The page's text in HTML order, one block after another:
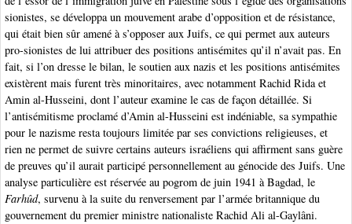
sionistes, se développa un mouvement arabe d’opposition et de résistance,
qui était bien sûr amené à s’opposer aux Juifs, ce qui permet aux auteurs
pro-sionistes de lui attribuer des positions antisémites qu’il n’avait pas. En
fait, si l’on dresse le bilan, le soutien aux nazis et les positions antisémites
existèrent mais furent très minoritaires, avec notamment Rachid Rida et
Amin al-Husseini, dont l’auteur examine le cas de façon détaillée. Si
l’antisémitisme proclamé d’Amin al-Husseini est indéniable, sa sympathie
pour le nazisme resta toujours limitée par ses convictions religieuses, et
rien ne permet de suivre certains auteurs israéliens qui affirment sans guère
de preuves qu’il aurait participé personnellement au génocide des Juifs. Une
analyse particulière est réservée au pogrom de juin 1941 à Bagdad, le
Farhûd, survenu à la suite du renversement par l’armée britannique du
gouvernement du premier ministre nationaliste Rachid Ali al-Gaylâni.